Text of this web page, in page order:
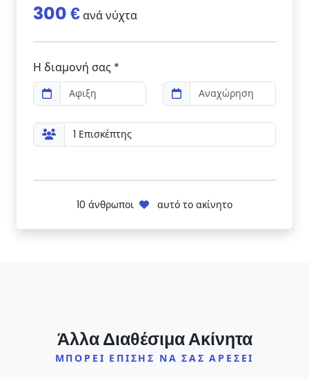
300 €ανά νύχτα
Η διαμονή σας *
10 άνθρωποι αυτό το ακίνητο
Άλλα Διαθέσιμα Ακίνητα
ΜΠΟΡΕΊ ΕΠΊΣΗΣ ΝΑ ΣΑΣ ΑΡΈΣΕΙ